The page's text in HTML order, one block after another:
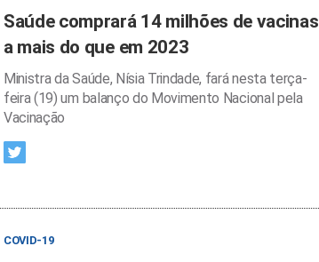
Saúde comprará 14 milhões de vacinas
a mais do que em 2023
Ministra da Saúde, Nísia Trindade, fará nesta terça-
feira (19) um balanço do Movimento Nacional pela
Vacinação
COVID-19